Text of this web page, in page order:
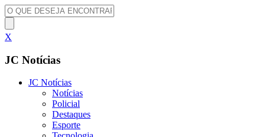
X
JC Notícias
JC Notícias
Notícias
Policial
Destaques
Esporte